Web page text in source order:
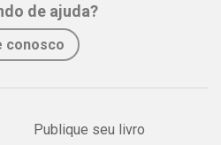
de ajuda?
conosco
Publique seu livro